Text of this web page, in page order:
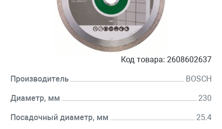
Код товара: 2608602637
Производитель BOSCH
Диаметр, мм 230
Посадочный диаметр, мм 25.4